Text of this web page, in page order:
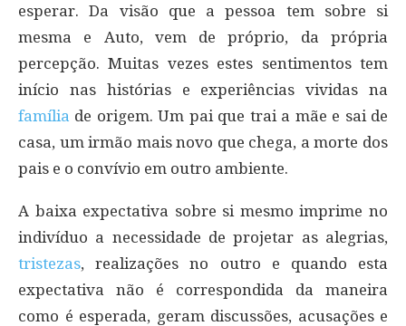
esperar. Da visão que a pessoa tem sobre si
mesma e Auto, vem de próprio, da própria
percepção. Muitas vezes estes sentimentos tem
início nas histórias e experiências vividas na
família de origem. Um pai que trai a mãe e sai de
casa, um irmão mais novo que chega, a morte dos
pais e o convívio em outro ambiente.
A baixa expectativa sobre si mesmo imprime no
indivíduo a necessidade de projetar as alegrias,
tristezas, realizações no outro e quando esta
expectativa não é correspondida da maneira
como é esperada, geram discussões, acusações e